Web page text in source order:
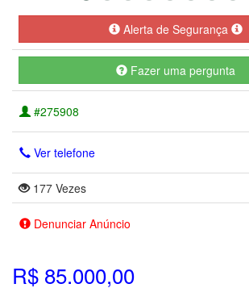
Alerta de Segurança
Fazer uma pergunta
#275908
Ver telefone
177 Vezes
Denunciar Anúncio
R$ 85.000,00